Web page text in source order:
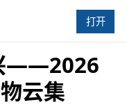
打开
——2026
云集